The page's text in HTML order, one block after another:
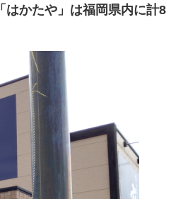
「はかたや」は福岡県内に計8